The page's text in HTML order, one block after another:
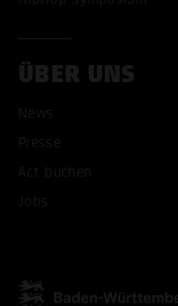
ÜBER UNS
News
Presse
Act buchen
Jobs